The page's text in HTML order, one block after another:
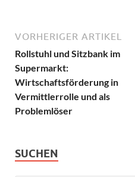
VORHERIGER ARTIKEL
Rollstuhl und Sitzbank im
Supermarkt:
Wirtschaftsförderung in
Vermittlerrolle und als
Problemlöser
SUCHEN